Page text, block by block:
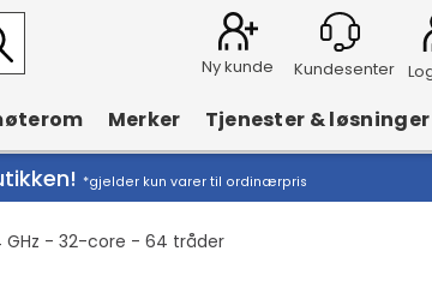
Ny kunde
Merker Tjenester & løsninger
*gjelder kun varer til ordinærpris
GHz - 32-core - 64 tråder